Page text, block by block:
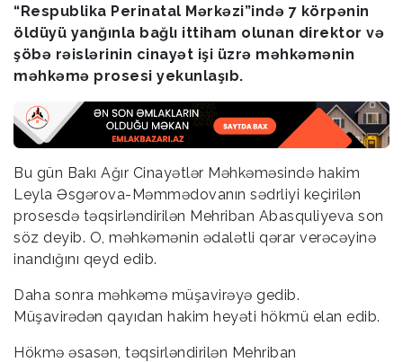
“Respublika Perinatal Mərkəzi”ində 7 körpənin
öldüyü yanğınla bağlı ittiham olunan direktor və
şöbə rəislərinin cinayət işi üzrə məhkəmənin
məhkəmə prosesi yekunlaşıb.
Bu gün Bakı Ağır Cinayətlər Məhkəməsində hakim
Leyla Əsgərova-Məmmədovanın sədrliyi keçirilən
prosesdə təqsirləndirilən Mehriban Abasquliyeva son
söz deyib. O, məhkəmənin ədalətli qərar verəcəyinə
inandığını qeyd edib.
Daha sonra məhkəmə müşavirəyə gedib.
Müşavirədən qayıdan hakim heyəti hökmü elan edib.
Hökmə əsasən, təqsirləndirilən Mehriban